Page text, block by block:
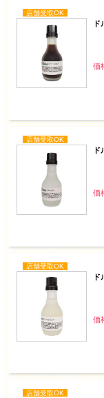
店舗受取OK
価
店舗受取OK
価
店舗受取OK
価
店舗受取OK